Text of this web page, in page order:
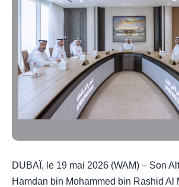
DUBAÏ, le 19 mai 2026 (WAM) – Son
Hamdan bin Mohammed bin Rashid Al